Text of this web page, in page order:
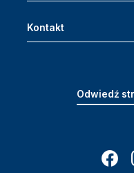
Kontakt
Odwiedź